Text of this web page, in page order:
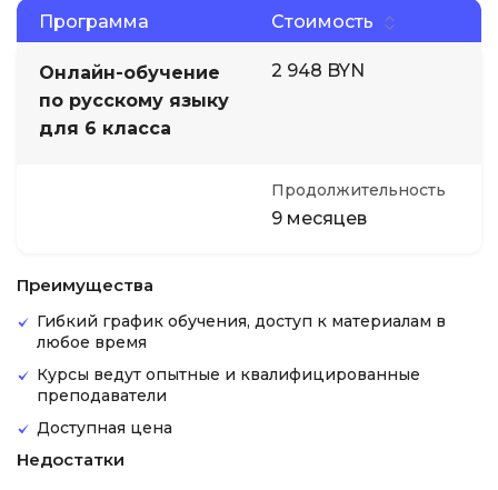
Программа Стоимость
Онлайн-обучение
по русскому языку
для 6 класса
2 948 BYN
Продолжительность
9 месяцев
Преимущества
Гибкий график обучения, доступ к материалам в
любое время
Курсы ведут опытные и квалифицированные
преподаватели
Доступная цена
Недостатки